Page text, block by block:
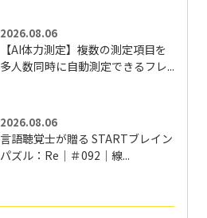
2026.08.06
【AI体力測定】複数の測定項目を
多人数同時に自動測定できるフレ...
2026.08.06
言語聴覚士が贈る STARTブレイン
パズル：Re｜＃092｜線...